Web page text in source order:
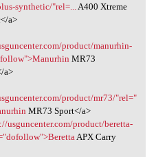
synthetic/"rel=...A400 Xtreme
a>
product/manurhin-
MR73
a>
product/mr73/"rel="
MR73 Sport</a>
usguncenter.com/product/beretta-
APX Carry